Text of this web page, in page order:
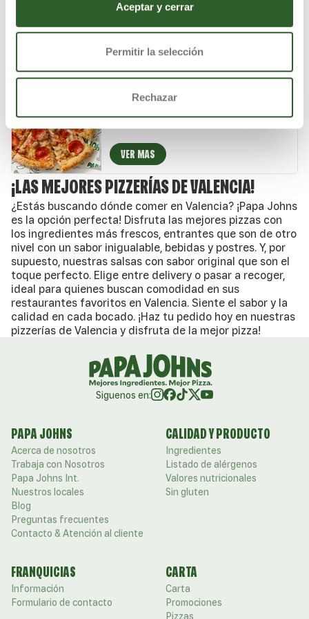
Aceptar y cerrar
Permitir la selección
Rechazar
Salsa de tomate natural, piña, york XL y
auténtico queso mozzarella.
VER MAS
PIZZA ESPECIAL DE JOHN
especiada, pepperoni crujiente, mezcla 5
quesos italianos, auténtico queso mozzarella
y un toque de especias italianas.
VER MAS
¡LAS MEJORES PIZZERÍAS DE VALENCIA!
¿Estás buscando dónde comer en Valencia? ¡Papa Johns
es la opción perfecta! Disfruta las mejores pizzas con
los ingredientes más frescos, entrantes que son de otro
nivel con un sabor inigualable, bebidas y postres. Y, por
supuesto, nuestras salsas con sabor original que son el
toque perfecto. Elige entre delivery o pasar a recoger,
ideal para quienes buscan comodidad en sus
restaurantes favoritos en Valencia. Siente el sabor y la
calidad en cada bocado. ¡Haz tu pedido hoy en nuestras
pizzerías de Valencia y disfruta de la mejor pizza!
Siguenos en:
PAPA JOHNS
Acerca de nosotros
Trabaja con Nosotros
Papa Johns Int.
Nuestros locales
Blog
Preguntas frecuentes
Contacto & Atención al cliente
CALIDAD Y PRODUCTO
Ingredientes
Listado de alérgenos
Valores nutricionales
Sin gluten
FRANQUICIAS
Información
Formulario de contacto
CARTA
Carta
Promociones
Pizzas